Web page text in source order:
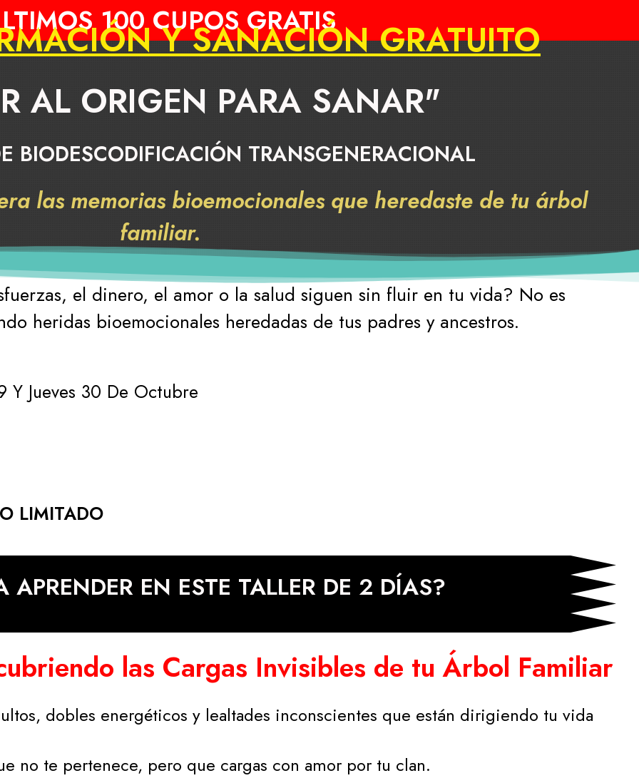
100 CUPOS GRATIS
Y SANACIÓN GRATUITO
AL ORIGEN PARA SANAR"
BIODESCODIFICACIÓN TRANSGENERACIONAL
las memorias bioemocionales que heredaste de tu árbol
familiar.
el dinero, el amor o la salud siguen sin fluir en tu vida? No es
heridas bioemocionales heredadas de tus padres y ancestros.
Y Jueves 30 De Octubre
LIMITADO
APRENDER EN ESTE TALLER DE 2 DÍAS?
las Cargas Invisibles de tu Árbol Familiar
dobles energéticos y lealtades inconscientes que están dirigiendo tu vida
no te pertenece, pero que cargas con amor por tu clan.